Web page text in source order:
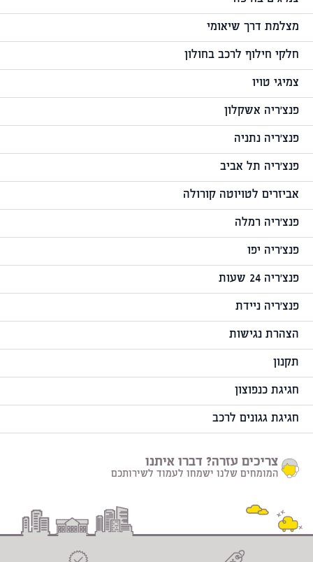
מצלמת דרך שיאומי
חלקי חילוף לרכב בחולון
צמיגי טויו
פנצ'ריה אשקלון
פנצ'ריה נתניה
פנצ'ריה תל אביב
אביזרים לטויוטה קורולה
פנצ'ריה רמלה
פנצ'ריה יפו
פנצ'ריה 24 שעות
פנצ'ריה ניידת
הצהרת נגישות
תקנון
חגיגת כנפוצון
חגיגת גגונים לרכב
צריכים עזרה? דברו איתנו
המומחים שלנו ישמחו לעמוד לשירותכם